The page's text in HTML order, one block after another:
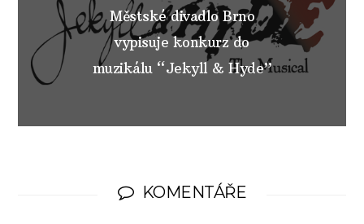
Městské divadlo Brno
vypisuje konkurz do
muzikálu “Jekyll & Hyde”
KOMENTÁŘE